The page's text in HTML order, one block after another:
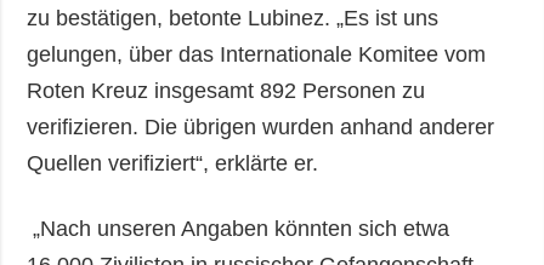
zu bestätigen, betonte Lubinez. „Es ist uns
gelungen, über das Internationale Komitee vom
Roten Kreuz insgesamt 892 Personen zu
verifizieren. Die übrigen wurden anhand anderer
Quellen verifiziert“, erklärte er.
„Nach unseren Angaben könnten sich etwa